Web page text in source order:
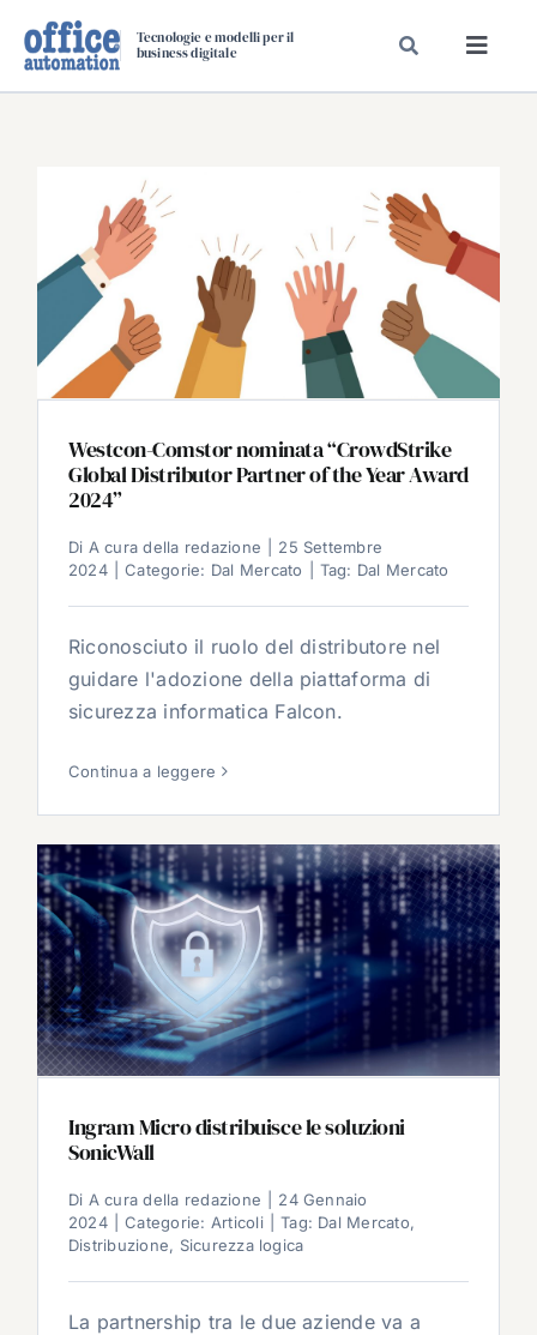
Tecnologie e modelli per il
business digitale
TAVOLE ROTONDE DI REDAZIONE
DAL MERCATO
CARRIERE
VIDEO
EVENTI
Westcon-Comstor nominata “CrowdStrike
Global Distributor Partner of the Year Award
2024”
Di A cura della redazione
25 Settembre
2024
Categorie: Dal Mercato Tag: Dal Mercato
Riconosciuto il ruolo del distributore nel
guidare l'adozione della piattaforma di
sicurezza informatica Falcon.
Continua a leggere
Ingram Micro distribuisce le soluzioni
SonicWall
Di A cura della redazione
24 Gennaio
2024
Categorie: Articoli Tag: Dal Mercato,
Distribuzione, Sicurezza logica
La partnership tra le due aziende va a